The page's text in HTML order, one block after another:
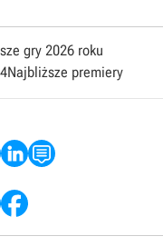
gry 2026 roku
Najbliższe premiery